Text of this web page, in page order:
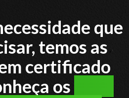
que
temos as
certificado
os